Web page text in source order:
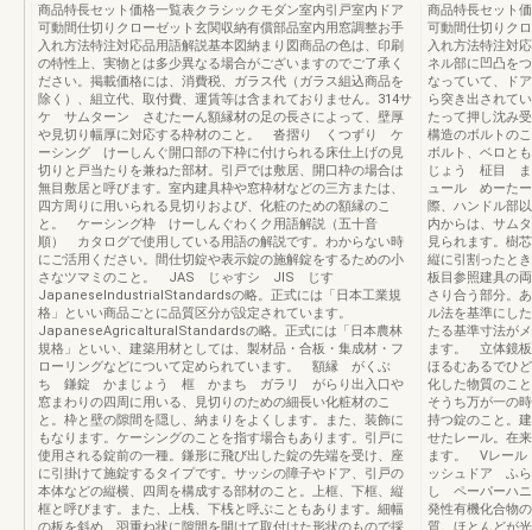
商品特長セット価格一覧表クラシックモダン室内引戸室内ドア
可動間仕切りクローゼット玄関収納有償部品室内用窓調整お手
入れ方法特注対応品用語解説基本図納まり図商品の色は、印刷
の特性上、実物とは多少異なる場合がございますのでご了承く
ださい。掲載価格には、消費税、ガラス代（ガラス組込商品を
除く）、組立代、取付費、運賃等は含まれておりません。314サ
ケ サムターン さむたーん額縁材の足の長さによって、壁厚
や見切り幅厚に対応する枠材のこと。 沓摺り くつずり ケ
ーシング けーしんぐ開口部の下枠に付けられる床仕上げの見
切りと戸当たりを兼ねた部材。引戸では敷居、開口枠の場合は
無目敷居と呼びます。室内建具枠や窓枠材などの三方または、
四方周りに用いられる見切りおよび、化粧のための額縁のこ
と。 ケーシング枠 けーしんぐわくク用語解説（五十音
順） カタログで使用している用語の解説です。わからない時
にご活用ください。間仕切錠や表示錠の施解錠をするための小
さなツマミのこと。 JAS じゃすシ JIS じす
JapaneseIndustrialStandardsの略。正式には「日本工業規
格」といい商品ごとに品質区分が設定されています。
JapaneseAgricalturalStandardsの略。正式には「日本農林
規格」といい、建築用材としては、製材品・合板・集成材・フ
ローリングなどについて定められています。 額縁 がくぶ
ち 鎌錠 かまじょう 框 かまち ガラリ がらり出入口や
窓まわりの四周に用いる、見切りのための細長い化粧材のこ
と。枠と壁の隙間を隠し、納まりをよくします。また、装飾に
もなります。ケーシングのことを指す場合もあります。引戸に
使用される錠前の一種。鎌形に飛び出した錠の先端を受け、座
に引掛けて施錠するタイプです。サッシの障子やドア、引戸の
本体などの縦横、四周を構成する部材のこと。上框、下框、縦
框と呼びます。また、上桟、下桟と呼ぶこともあります。細幅
の板を斜め、羽重ね状に隙間を開けて取付けた形状のもので採
商品特長セット
可動間仕切りク
入れ方法特注対
ネル部に凹凸を
なっていて、ド
ら突き出されて
たって押し沈み
構造のボルトの
ボルト、ベロと
じょう 柾目 ま
ュール めーた
際、ハンドル部
内からは、サム
見られます。樹
縦に引割ったと
板目参照建具の
さり合う部分。
ル法を基準にし
たる基準寸法が
ます。 立体鏡
ほるむあるでひ
化した物質のこ
そうち万が一の
持つ錠のこと。
せたレール。在
ます。 Vレー
ッシュドア ふ
し ペーパーハ
発性有機化合物
質。ほとんどが